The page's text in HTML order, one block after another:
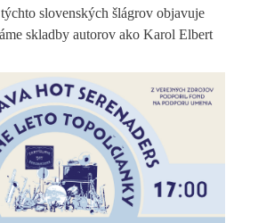
slovenských šlágrov objavuje
skladby autorov ako Karol Elbert